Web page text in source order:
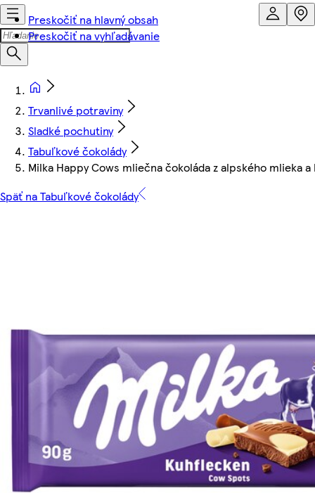
Preskočiť na hlavný obsah
Preskočiť na vyhľadávanie
Trvanlivé potraviny
Sladké pochutiny
Tabuľkové čokolády
Milka Happy Cows mliečna čokoláda z alpského mlieka
Späť na Tabuľkové čokolády